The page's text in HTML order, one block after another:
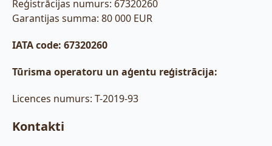
Reģistrācijas numurs: 67320260
Garantijas summa: 80 000 EUR
IATA code: 67320260
Tūrisma operatoru un aģentu reģistrācija:
Licences numurs: T-2019-93
Kontakti